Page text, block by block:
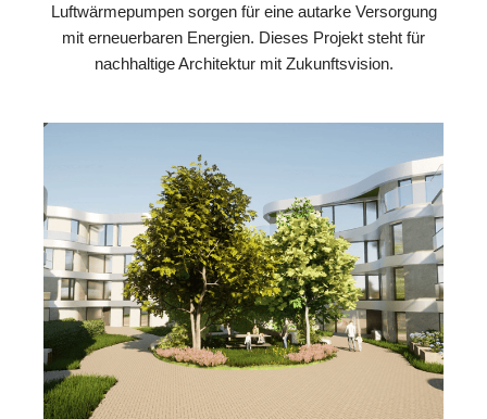
Luftwärmepumpen sorgen für eine autarke Versorgung
mit erneuerbaren Energien. Dieses Projekt steht für
nachhaltige Architektur mit Zukunftsvision.